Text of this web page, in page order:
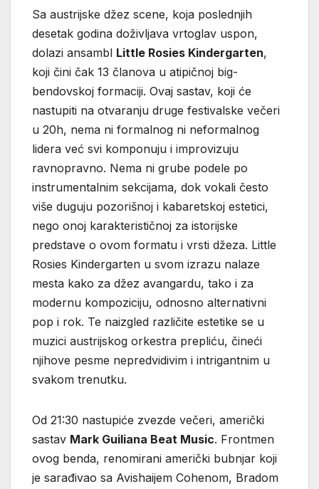
Sa austrijske džez scene, koja poslednjih
desetak godina doživljava vrtoglav uspon,
dolazi ansambl Little Rosies Kindergarten,
koji čini čak 13 članova u atipičnoj big-
bendovskoj formaciji. Ovaj sastav, koji će
nastupiti na otvaranju druge festivalske večeri
u 20h, nema ni formalnog ni neformalnog
lidera već svi komponuju i improvizuju
ravnopravno. Nema ni grube podele po
instrumentalnim sekcijama, dok vokali često
više duguju pozorišnoj i kabaretskoj estetici,
nego onoj karakterističnoj za istorijske
predstave o ovom formatu i vrsti džeza. Little
Rosies Kindergarten u svom izrazu nalaze
mesta kako za džez avangardu, tako i za
modernu kompoziciju, odnosno alternativni
pop i rok. Te naizgled različite estetike se u
muzici austrijskog orkestra prepliću, čineći
njihove pesme nepredvidivim i intrigantnim u
svakom trenutku.
Od 21:30 nastupiće zvezde večeri, američki
sastav Mark Guiliana Beat Music. Frontmen
ovog benda, renomirani američki bubnjar koji
je sarađivao sa Avishaijem Cohenom, Bradom